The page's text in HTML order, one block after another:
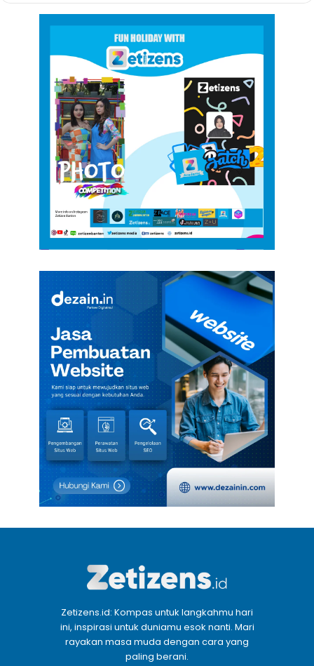
Zetizens.id: Kompas untuk langkahmu hari
ini, inspirasi untuk duniamu esok nanti. Mari
rayakan masa muda dengan cara yang
paling berani.